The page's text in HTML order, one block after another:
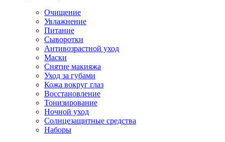
Очищение
Увлажнение
Питание
Сыворотки
Антивозрастной уход
Маски
Снятие макияжа
Уход за губами
Кожа вокруг глаз
Восстановление
Тонизирование
Ночной уход
Солнцезащитные средства
Наборы